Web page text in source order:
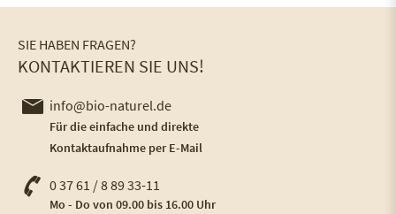
SIE HABEN FRAGEN?
KONTAKTIEREN SIE UNS!
info@bio-naturel.de
Für die einfache und direkte
Kontaktaufnahme per E-Mail
0 37 61 / 8 89 33-11
Mo - Do von 09.00 bis 16.00 Uhr